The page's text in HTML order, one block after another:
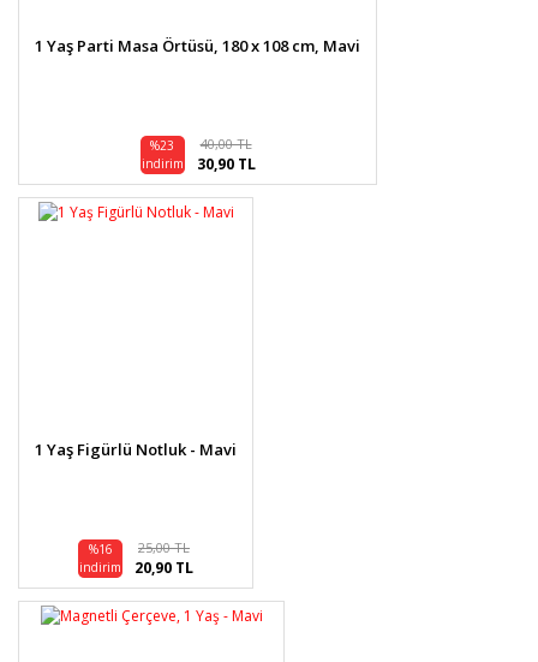
1 Yaş Parti Masa Örtüsü, 180 x 108 cm, Mavi
%23
indirim
40,00 TL
30,90 TL
1 Yaş Figürlü Notluk - Mavi
%16
indirim
25,00 TL
20,90 TL